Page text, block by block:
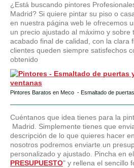
¿Está buscando pintores
Madrid? Si quiere pintar su piso o
en nuestra página web le ofrecemos
un precio ajustado al máximo y sobre
acabado final de calidad, con la clara
clientes queden siempre satisfechos
obtenido
Pintores Baratos en Meco - Esmaltado de
Cuéntanos que idea tienes para la
Madrid. Simplemente tienes que
descripción de lo que quieres hacer
nosotros podremos enviarte un
personalizado y ajustado. Pincha en
PRESUPUESTO" y rellena el sencillo